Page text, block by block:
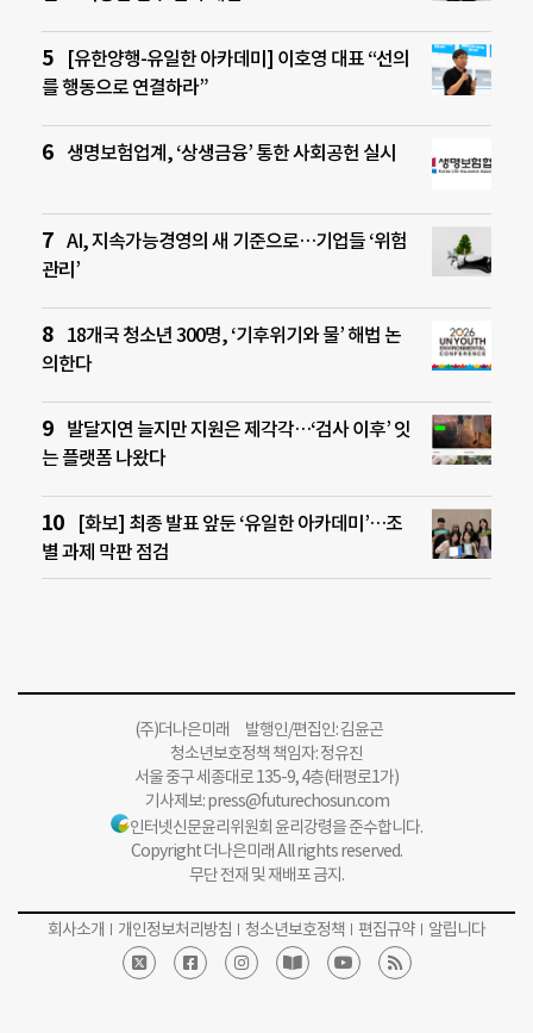
[유한양행-유일한 아카데미] 이호영 대표 “선의
를 행동으로 연결하라”
생명보험업계, ‘상생금융’ 통한 사회공헌 실시
AI, 지속가능경영의 새 기준으로…기업들 ‘위험
관리’
18개국 청소년 300명, ‘기후위기와 물’ 해법 논
의한다
발달지연 늘지만 지원은 제각각…‘검사 이후’ 잇
는 플랫폼 나왔다
[화보] 최종 발표 앞둔 ‘유일한 아카데미’…조
별 과제 막판 점검
(주)더나은미래 발행인/편집인: 김윤곤
청소년보호정책 책임자: 정유진
서울 중구 세종대로 135-9, 4층(태평로1가)
기사제보:press@futurechosun.com
인터넷신문윤리위원회 윤리강령을 준수합니다.
Copyright 더나은미래 All rights reserved.
무단 전재 및 재배포 금지.
회사소개 개인정보처리방침 청소년보호정책 편집규약 알립니다